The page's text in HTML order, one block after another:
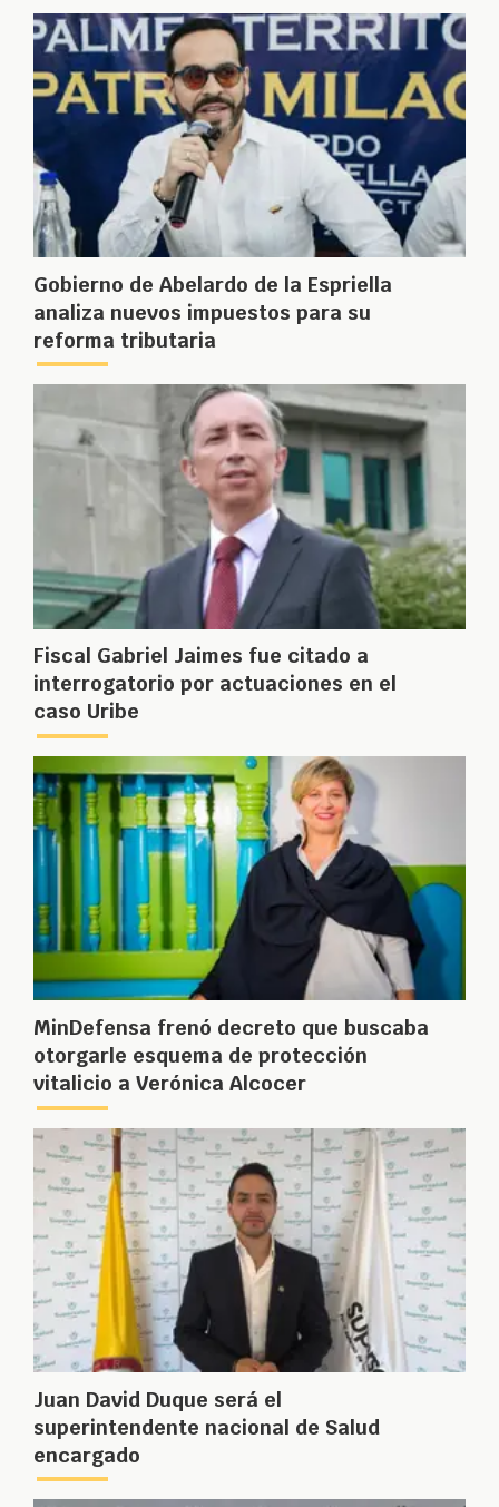
Gobierno de Abelardo de la Espriella
analiza nuevos impuestos para su
reforma tributaria
Fiscal Gabriel Jaimes fue citado a
interrogatorio por actuaciones en el
caso Uribe
MinDefensa frenó decreto que buscaba
otorgarle esquema de protección
vitalicio a Verónica Alcocer
Juan David Duque será el
superintendente nacional de Salud
encargado